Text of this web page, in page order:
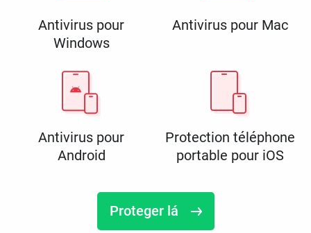
Antivirus pour
Windows
Antivirus pour Mac
Antivirus pour
Android
Protection téléphone
portable pour iOS
Proteger lá